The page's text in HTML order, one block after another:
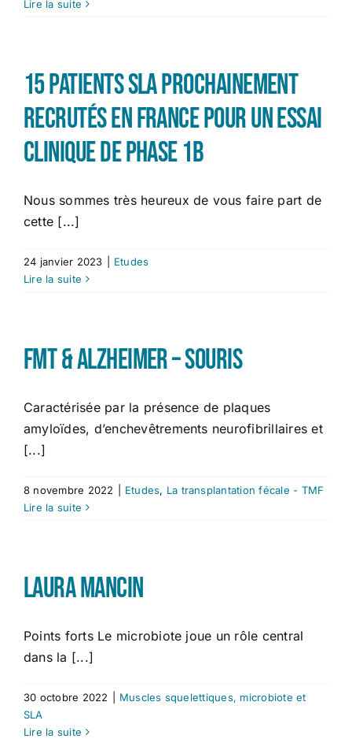
Lire la suite
15 patients SLA prochainement
recrutés en France pour un essai
clinique de phase 1b
Nous sommes très heureux de vous faire part de
cette [...]
24 janvier 2023
Etudes
Lire la suite
FMT & Alzheimer – Souris
Caractérisée par la présence de plaques
amyloïdes, d’enchevêtrements neurofibrillaires et
[...]
8 novembre 2022 Etudes, La transplantation fécale - TMF
Lire la suite
Laura Mancin
Points forts Le microbiote joue un rôle central
dans la [...]
30 octobre 2022
Muscles squelettiques, microbiote et
SLA
Lire la suite